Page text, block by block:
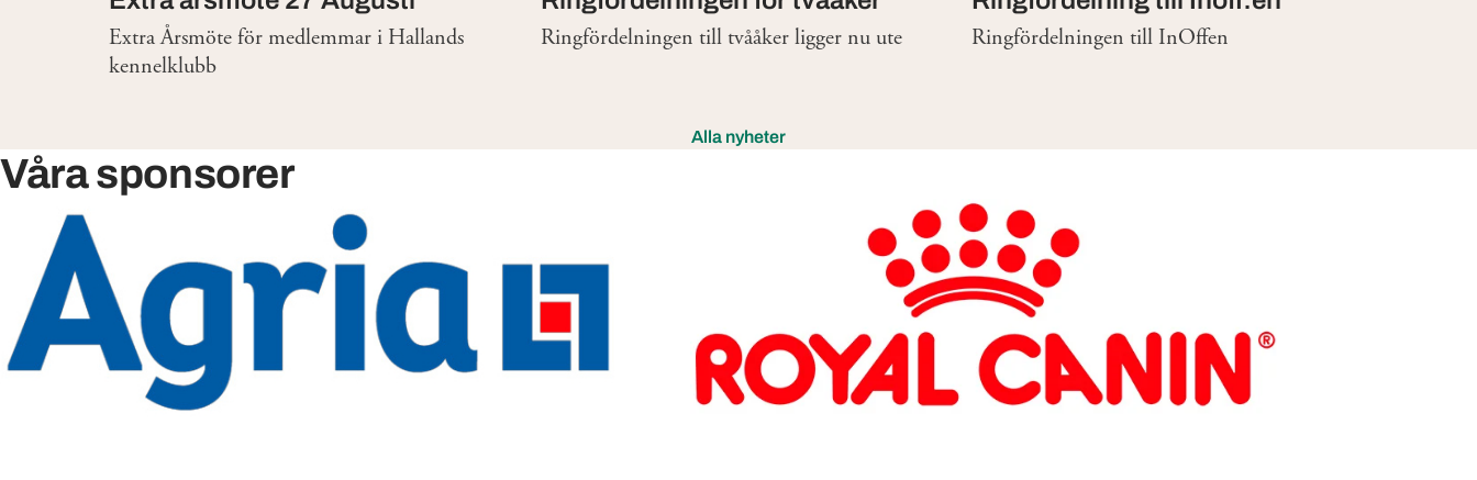
Extra Årsmöte för medlemmar i Hallands
kennelklubb
Ringfördelningen till tvååker ligger nu ute Ringfördelningen till InOffen
Alla nyheter
Våra sponsorer